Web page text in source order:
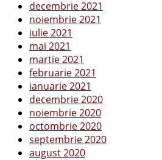
decembrie 2021
noiembrie 2021
iulie 2021
mai 2021
martie 2021
februarie 2021
ianuarie 2021
decembrie 2020
noiembrie 2020
octombrie 2020
septembrie 2020
august 2020